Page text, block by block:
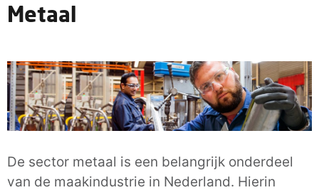
Metaal
De sector metaal is een belangrijk onderdeel
van de maakindustrie in Nederland. Hierin